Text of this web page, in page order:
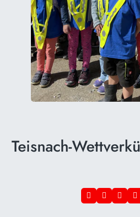
Teisnach-